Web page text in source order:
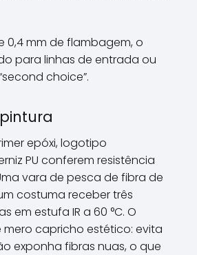
0,4 mm de flambagem, o
para linhas de entrada ou
choice”.
epóxi, logotipo
PU conferem resistência
vara de pesca de fibra de
costuma receber três
em estufa IR a 60 °C. O
capricho estético: evita
exponha fibras nuas, o que